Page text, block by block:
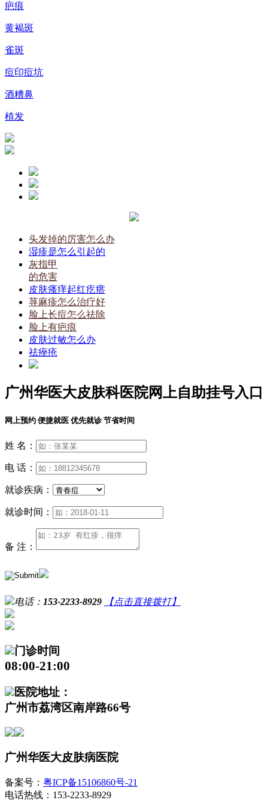
疤痕
黄褐斑
雀斑
痘印痘坑
酒糟鼻
植发
头发掉的厉害怎么办
湿疹是怎么引起的
灰指甲
的危害
皮肤瘙痒起红疙瘩
荨麻疹怎么治疗好
脸上长痘怎么祛除
脸上有疤痕
皮肤过敏怎么办
祛痤疮
广州华医大皮肤科医院网上自助挂号入口
网上预约 便捷就医 优先就诊 节省时间
姓 名：
电 话：
就诊疾病：
就诊时间：
备 注：
电话： 153-2233-8929 【点击直接拨打】
门诊时间
08:00-21:00
医院地址：
广州市荔湾区南岸路66号
广州华医大皮肤病医院
备案号： 粤ICP备15106860号-21
电话热线：153-2233-8929